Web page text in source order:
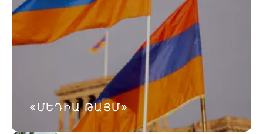
«ՄԵԴԻԱ ԹԱՅՄ»